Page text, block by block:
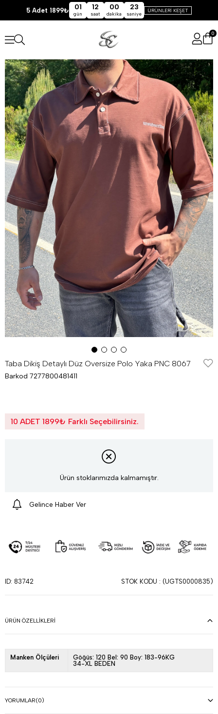
5 Adet 1899₺ 01
gün
12
saat
00
dakika
23
saniye
ÜRÜNLERİ KEŞET
0
Taba Dikiş Detaylı Düz Oversize Polo Yaka PNC 8067
Barkod 7277800481411
10 ADET 1899₺ Farklı Seçebilirsiniz.
Ürün stoklarımızda kalmamıştır.
Gelince Haber Ver
ID: 83742 STOK KODU (UGTS0000835)
ÜRÜN ÖZELLIKLERI
Manken Ölçüleri
Göğüs: 120 Bel: 90 Boy: 183-96KG
34-XL BEDEN
YORUMLAR(0)